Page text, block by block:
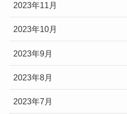
2023年11月
2023年10月
2023年9月
2023年8月
2023年7月